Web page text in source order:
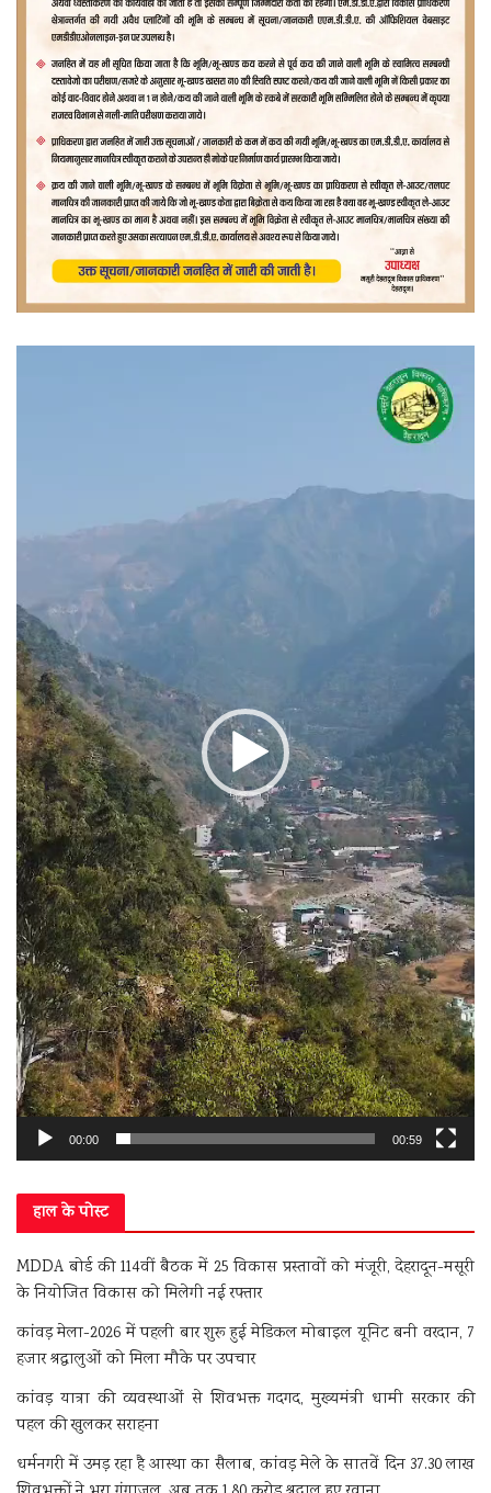
00:00 00:59
हाल के पोस्ट
MDDA बोर्ड की 114वीं बैठक में 25 विकास प्रस्तावों को मंजूरी, देहरादून-मसूरी
के नियोजित विकास को मिलेगी नई रफ्तार
कांवड़ मेला-2026 में पहली बार शुरू हुई मेडिकल मोबाइल यूनिट बनी वरदान, 7
हजार श्रद्धालुओं को मिला मौके पर उपचार
कांवड़ यात्रा की व्यवस्थाओं से शिवभक्त गदगद, मुख्यमंत्री धामी सरकार की
पहल की खुलकर सराहना
धर्मनगरी में उमड़ रहा है आस्था का सैलाब, कांवड़ मेले के सातवें दिन 37.30 लाख